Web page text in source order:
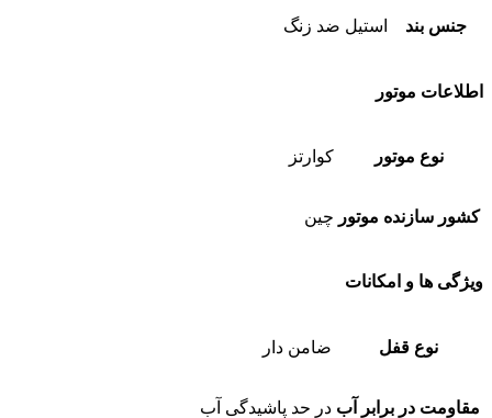
جنس بند استیل ضد زنگ
اطلاعات موتور
نوع موتور کوارتز
کشور سازنده موتور چین
ویژگی ها و امکانات
نوع قفل ضامن دار
مقاومت در برابر آب در حد پاشیدگی آب